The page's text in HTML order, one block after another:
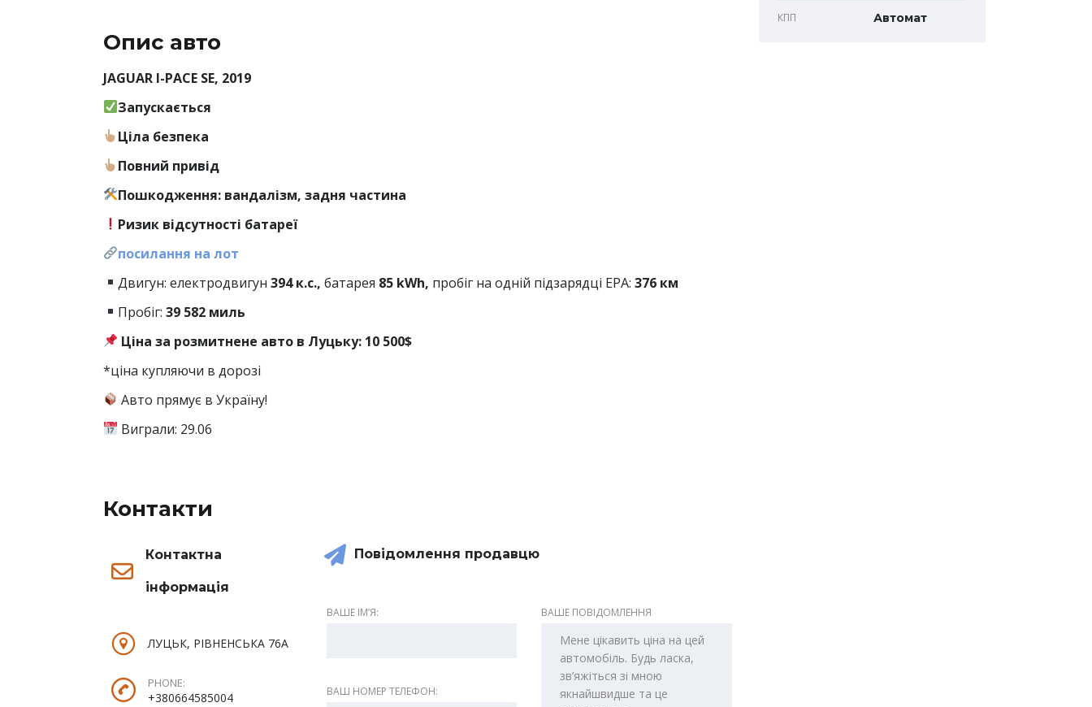
Опис авто
JAGUAR I-PACE SE, 2019
Запускається
Ціла безпека
Повний привід
Пошкодження: вандалізм, задня частина
Ризик відсутності батареї
посилання на лот
Двигун: електродвигун 394 к.с.,батарея 85 kWh, пробіг на одній підзарядці EPA: 376 км
Пробіг: 39 582 миль
Ціна за розмитнене авто в Луцьку: 10 500$
*ціна купляючи в дорозі
Авто прямує в Україну!
Виграли: 29.06
Контакти
Контактна
інформація
ЛУЦЬК, РІВНЕНСЬКА 76А
PHONE:
+380664585004
Повідомлення продавцю
ВАШЕ ІМʼЯ:
ВАШ НОМЕР ТЕЛЕФОН:
ВАШЕ ПОВІДОМЛЕННЯ
КПП Автомат